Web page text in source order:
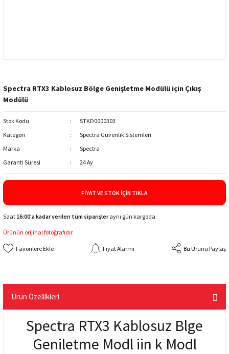
Spectra RTX3 Kablosuz Bölge Genişletme Modülü için Çıkış
Modülü
Stok Kodu
STKD0000303
Kategori
Spectra Güvenlik Sistemleri
Marka
Spectra
Garanti Süresi
24 Ay
FIYAT VE STOK İÇIN TIKLA
Saat 16:00'a kadar verilen tüm siparişleraynı gün kargoda.
Ürünün orijinal fotoğrafıdır.
Fiyat Alarmı Bu Ürünü Paylaş
Ürün Özellikleri
Spectra RTX3 Kablosuz Blge
Geniletme Modl iin k Modl